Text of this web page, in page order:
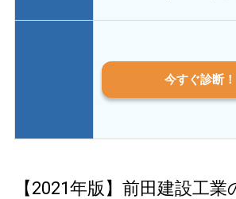
今すぐ診断！
【2021年版】前田建設工業